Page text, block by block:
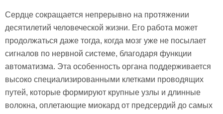
Сердце сокращается непрерывно на протяжении
десятилетий человеческой жизни. Его работа может
продолжаться даже тогда, когда мозг уже не посылает
сигналов по нервной системе, благодаря функции
автоматизма. Эта особенность органа поддерживается
высоко специализированными клетками проводящих
путей, которые формируют крупные узлы и длинные
волокна, оплетающие миокард от предсердий до самых